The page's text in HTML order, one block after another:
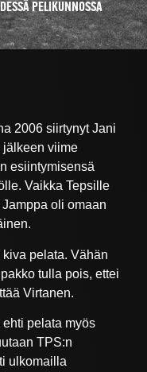
PELIKUNNOSSA
2006 siirtynyt Jani
jälkeen viime
esiintymisensä
Vaikka Tepsille
oli omaan
pelata. Vähän
tulla pois, ettei
Virtanen.
pelata myös
TPS:n
ulkomailla